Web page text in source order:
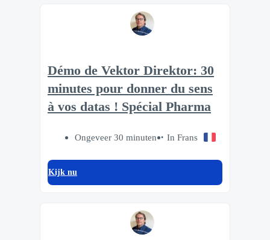
Démo de Vektor Direktor: 30
minutes pour donner du sens
à vos datas ! Spécial Pharma
Ongeveer 30 minuten In Frans
Kijk nu